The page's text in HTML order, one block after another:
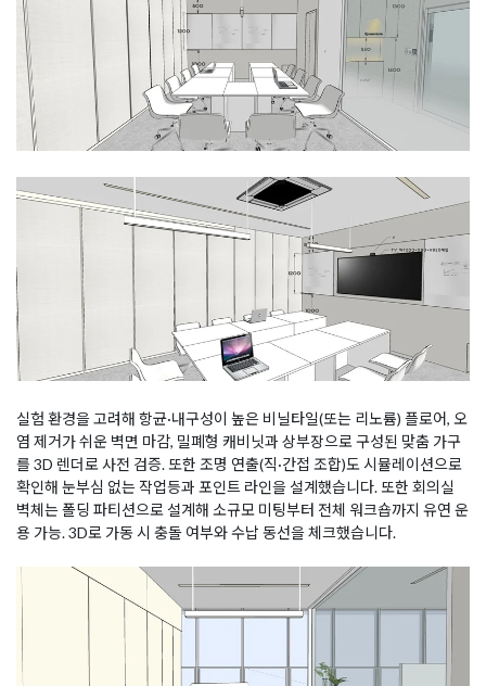
실험 환경을 고려해 항균·내구성이 높은 비닐타일(또는 리노륨) 플로어, 오
염 제거가 쉬운 벽면 마감, 밀폐형 캐비닛과 상부장으로 구성된 맞춤 가구
를 3D 렌더로 사전 검증. 또한 조명 연출(직·간접 조합)도 시뮬레이션으로
확인해 눈부심 없는 작업등과 포인트 라인을 설계했습니다. 또한 회의실
벽체는 폴딩 파티션으로 설계해 소규모 미팅부터 전체 워크숍까지 유연 운
용 가능. 3D로 가동 시 충돌 여부와 수납 동선을 체크했습니다.